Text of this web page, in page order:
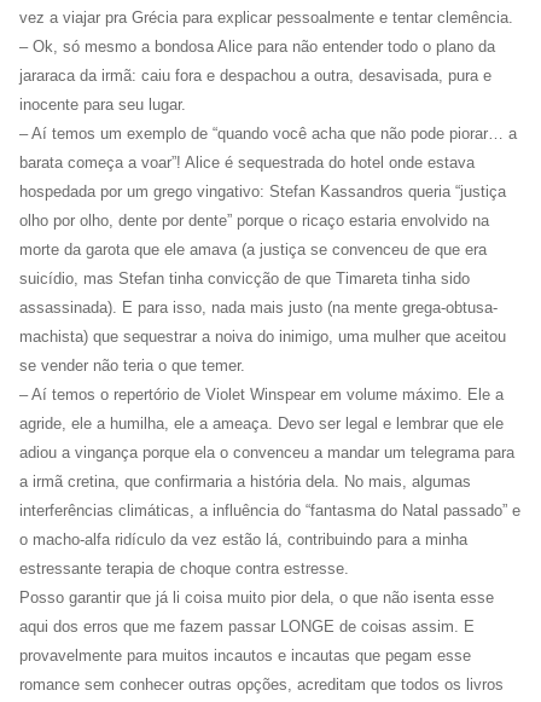
vez a viajar pra Grécia para explicar pessoalmente e tentar clemência.
– Ok, só mesmo a bondosa Alice para não entender todo o plano da
jararaca da irmã: caiu fora e despachou a outra, desavisada, pura e
inocente para seu lugar.
– Aí temos um exemplo de “quando você acha que não pode piorar… a
barata começa a voar”! Alice é sequestrada do hotel onde estava
hospedada por um grego vingativo: Stefan Kassandros queria “justiça
olho por olho, dente por dente” porque o ricaço estaria envolvido na
morte da garota que ele amava (a justiça se convenceu de que era
suicídio, mas Stefan tinha convicção de que Timareta tinha sido
assassinada). E para isso, nada mais justo (na mente grega-obtusa-
machista) que sequestrar a noiva do inimigo, uma mulher que aceitou
se vender não teria o que temer.
– Aí temos o repertório de Violet Winspear em volume máximo. Ele a
agride, ele a humilha, ele a ameaça. Devo ser legal e lembrar que ele
adiou a vingança porque ela o convenceu a mandar um telegrama para
a irmã cretina, que confirmaria a história dela. No mais, algumas
interferências climáticas, a influência do “fantasma do Natal passado” e
o macho-alfa ridículo da vez estão lá, contribuindo para a minha
estressante terapia de choque contra estresse.
Posso garantir que já li coisa muito pior dela, o que não isenta esse
aqui dos erros que me fazem passar LONGE de coisas assim. E
provavelmente para muitos incautos e incautas que pegam esse
romance sem conhecer outras opções, acreditam que todos os livros